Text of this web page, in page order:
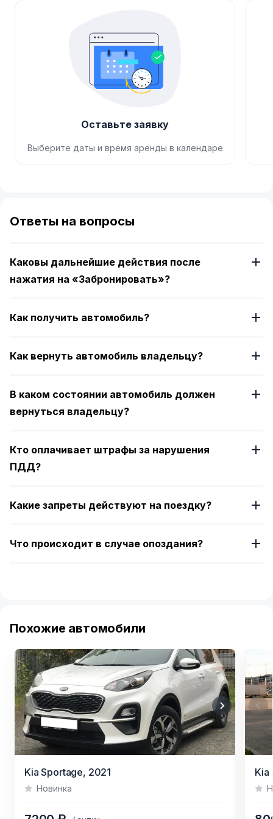
Оставьте заявку
Выберите даты и время аренды в календаре
of
4
Ответы на вопросы
Каковы дальнейшие действия после
нажатия на «Забронировать»?
Как получить автомобиль?
Как вернуть автомобиль владельцу?
В каком состоянии автомобиль должен
вернуться владельцу?
Кто оплачивает штрафы за нарушения
ПДД?
Какие запреты действуют на поездку?
Что происходит в случае опоздания?
Похожие автомобили
Kia Sportage, 2021
Новинка
Kia